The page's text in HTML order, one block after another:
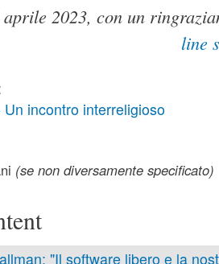
2023, con un
line
incontro interreligioso
(se non diversamente specificato)
"Il software libero e la